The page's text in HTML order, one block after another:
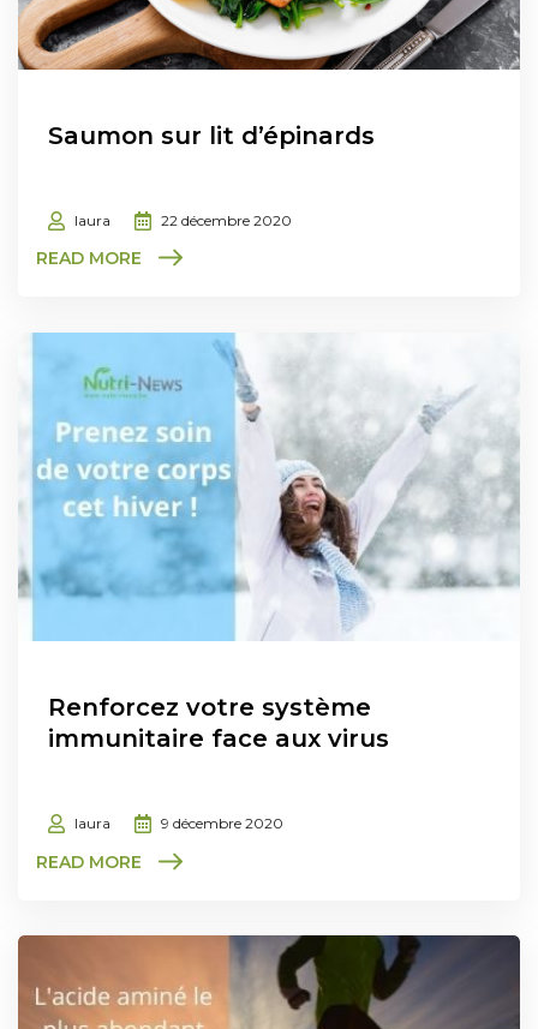
Saumon sur lit d’épinards
laura 22 décembre 2020
READ MORE
Renforcez votre système
immunitaire face aux virus
laura 9 décembre 2020
READ MORE